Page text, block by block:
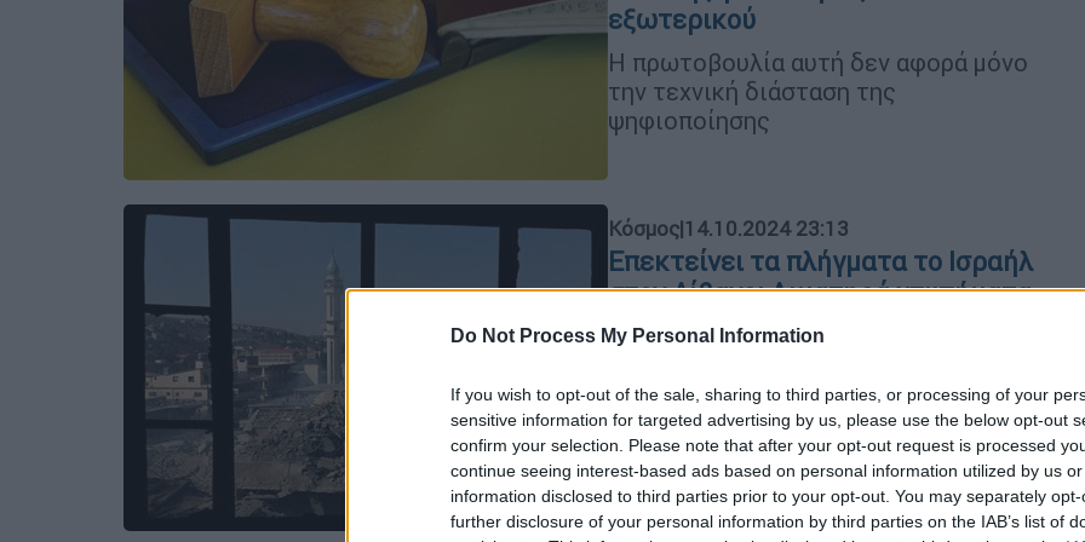
Do Not Process My Personal Information
If you wish to opt-out of the sale, sharing to third parties, or processing of your
sensitive information for targeted advertising by us, please use the below opt-out
confirm your selection. Please note that after your opt-out request is processed
continue seeing interest-based ads based on personal information utilized by us
information disclosed to third parties prior to your opt-out. You may separately
further disclosure of your personal information by third parties on the IAB’s list of
εξωτερικού
Η πρωτοβουλία αυτή δεν αφορά μόνο
την τεχνική διάσταση της
ψηφιοποίησης
Κόσμος|14.10.2024 23:13
Επεκτείνει τα πλήγματα το Ισραήλ
στον Λίβανο: Αιματηρά χτυπήματα
σε χωριά με 21 νεκρούς - Σύσκεψη
ασφαλείας υπό τον Νετανιάχου
Τουλάχιστον 21
άνθρωποι σκοτώθηκαν από ισραηλινό
πλήγμα σε ένα χριστιανικό χωριό
του βορείου Λιβάνου